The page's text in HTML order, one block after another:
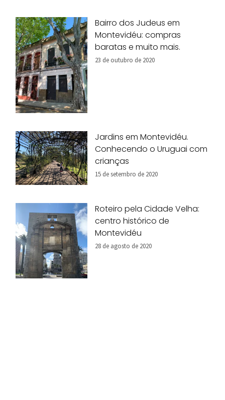
Bairro dos Judeus em
Montevidéu: compras
baratas e muito mais.
23 de outubro de 2020
Jardins em Montevidéu.
Conhecendo o Uruguai com
crianças
15 de setembro de 2020
Roteiro pela Cidade Velha:
centro histórico de
Montevidéu
28 de agosto de 2020